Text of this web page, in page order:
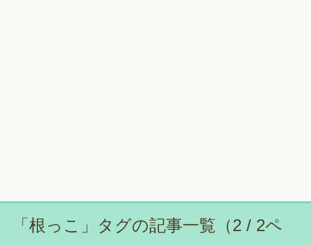
「根っこ」タグの記事一覧（2 / 2ペ